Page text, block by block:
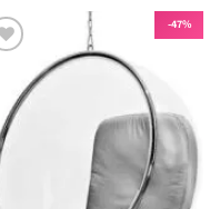
47%-
לרשימת
המשאלות